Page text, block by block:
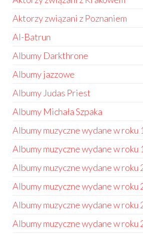
Aktorzy związani z Poznaniem
Al-Batrun
Albumy Darkthrone
Albumy jazzowe
Albumy Judas Priest
Albumy Michała Szpaka
Albumy muzyczne wydane w roku
Albumy muzyczne wydane w roku
Albumy muzyczne wydane w roku
Albumy muzyczne wydane w roku
Albumy muzyczne wydane w roku
Albumy muzyczne wydane w roku